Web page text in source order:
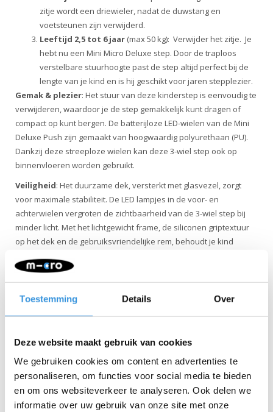
Toestemming Details Over
Deze website maakt gebruik van cookies
We gebruiken cookies om content en advertenties te
personaliseren, om functies voor social media te bieden
en om ons websiteverkeer te analyseren. Ook delen we
informatie over uw gebruik van onze site met onze
zitje wordt een driewieler, nadat de duwstang en
voetsteunen zijn verwijderd.
Leeftijd 2,5 tot 6 jaar (max 50 kg): Verwijder het zitje. Je
hebt nu een Mini Micro Deluxe step. Door de traploos
verstelbare stuurhoogte past de step altijd perfect bij de
lengte van je kind en is hij geschikt voor jaren stepplezier.
Gemak & plezier: Het stuur van deze kinderstep is eenvoudig te
verwijderen, waardoor je de step gemakkelijk kunt dragen of
compact op kunt bergen. De batterijloze LED-wielen van de Mini
Deluxe Push zijn gemaakt van hoogwaardig polyurethaan (PU).
Dankzij deze streeploze wielen kan deze 3-wiel step ook op
binnenvloeren worden gebruikt.
Veiligheid: Het duurzame dek, versterkt met glasvezel, zorgt
voor maximale stabiliteit. De LED lampjes in de voor- en
achterwielen vergroten de zichtbaarheid van de 3-wiel step bij
minder licht. Met het lichtgewicht frame, de siliconen griptextuur
op het dek en de gebruiksvriendelijke rem, behoudt je kind
Kwaliteit & duurzaamheid
Zwitserland en vervaardigd met de allerbeste onderdelen, die
bovendien allemaal vervangbaar zijn. Ze zijn uitvoerig getest en
jarenlang meegaan. Duurzaam ondernemen draait niet alleen
om het milieu. Micro zet zich volledig in voor een betere wereld,
met aandacht voor mens en milieu, volgens de ESG-richtlijnen.